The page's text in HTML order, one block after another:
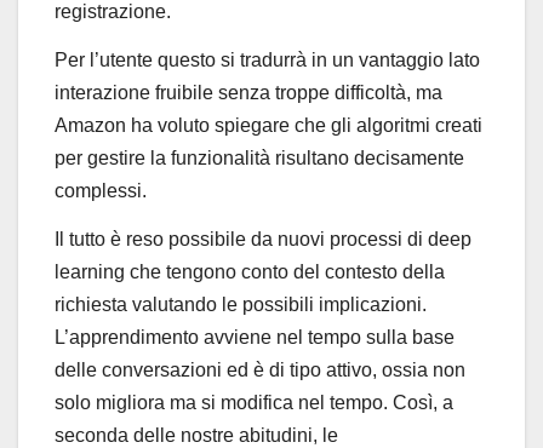
registrazione.
Per l’utente questo si tradurrà in un vantaggio lato
interazione fruibile senza troppe difficoltà, ma
Amazon ha voluto spiegare che gli algoritmi creati
per gestire la funzionalità risultano decisamente
complessi.
Il tutto è reso possibile da nuovi processi di deep
learning che tengono conto del contesto della
richiesta valutando le possibili implicazioni.
L’apprendimento avviene nel tempo sulla base
delle conversazioni ed è di tipo attivo, ossia non
solo migliora ma si modifica nel tempo. Così, a
seconda delle nostre abitudini, le